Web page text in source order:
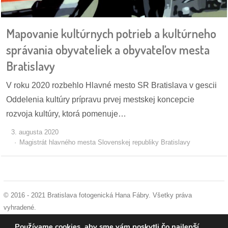
pozvánky
Historický
kalendár
zákony
časti
kauzy
pripomienkové
konania
Mapovanie kultúrnych potrieb a kultúrneho
správania obyvateliek a obyvateľov mesta
Bratislavy
V roku 2020 rozbehlo Hlavné mesto SR Bratislava v gescii
Oddelenia kultúry prípravu prvej mestskej koncepcie
rozvoja kultúry, ktorá pomenuje…
3. augusta 2020
Magistrát hlavného mesta Slovenskej republiky Bratislavy
© 2016 - 2021 Bratislava fotogenická Hana Fábry. Všetky práva
vyhradené.